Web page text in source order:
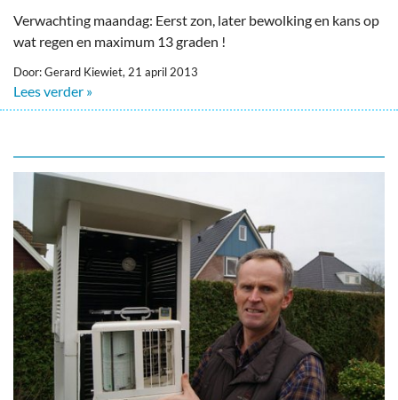
Verwachting maandag: Eerst zon, later bewolking en kans op
wat regen en maximum 13 graden !
Door: Gerard Kiewiet, 21 april 2013
Lees verder »